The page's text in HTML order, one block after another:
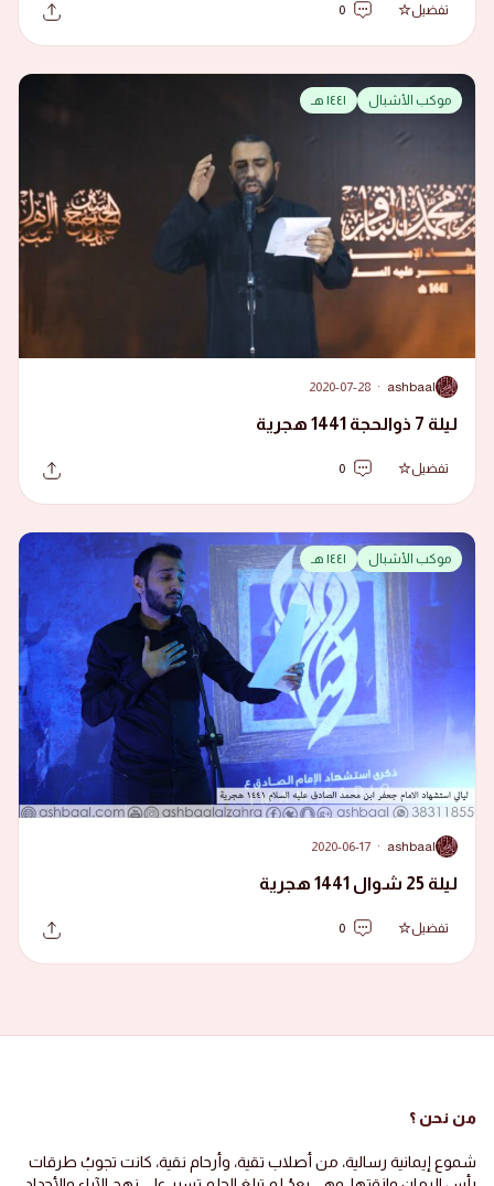
تفضيل 0
موكب الأشبال ١٤٤١ هـ
A
ashbaal
·
2020-07-28
ليلة 7 ذوالحجة 1441 هجرية
تفضيل 0
موكب الأشبال ١٤٤١ هـ
A
ashbaal
·
2020-06-17
ليلة 25 شوال 1441 هجرية
تفضيل 0
من نحن ؟
شموع إيمانية رسالية، من أصلاب تقية، وأرحام نقية، كانت تجوبُ طرقات